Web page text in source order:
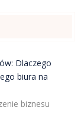
Dlaczego
biura na
biznesu